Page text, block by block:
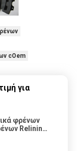
cOem
για
φρένων
Relining